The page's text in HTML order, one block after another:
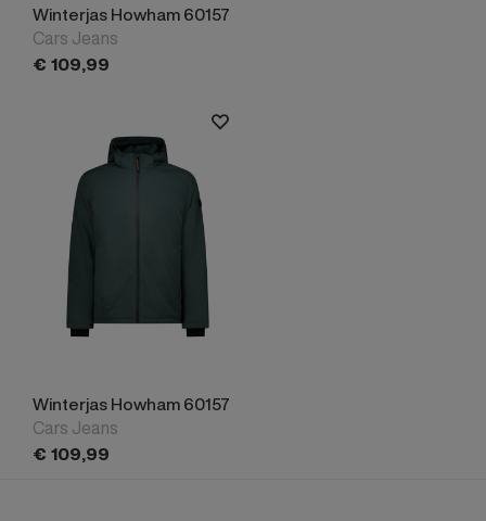
Winterjas Howham 60157
Cars Jeans
€ 109,99
Winterjas Howham 60157
Cars Jeans
€ 109,99